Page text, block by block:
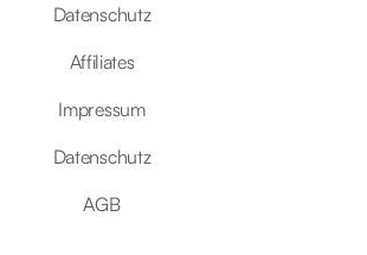
Datenschutz
Affiliates
Impressum
Datenschutz
AGB